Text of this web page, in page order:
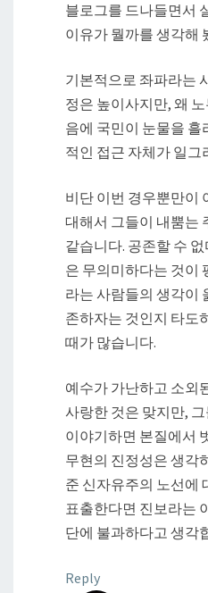
블로그를 드나들면서
이유가 뭘까를 생각해
기본적으로 좌파라는
정은 높이사지만, 왜
음에 국민이 눈물을 흘
적인 접근 자체가 일그
비단 이번 경우뿐만이
대해서 그들이 내뿜는
같습니다. 공존할 수
은 무의미하다는 것이
라는 사람들의 생각이
존하자는 것인지 타도
때가 많습니다.
예수가 가난하고 소외
사랑한 것은 맞지만,
이야기하면 본질에서
무현의 진정성은 생각
준 신자유주의 노선에
표출한다면 진보라는
단에 불과하다고 생각
Reply